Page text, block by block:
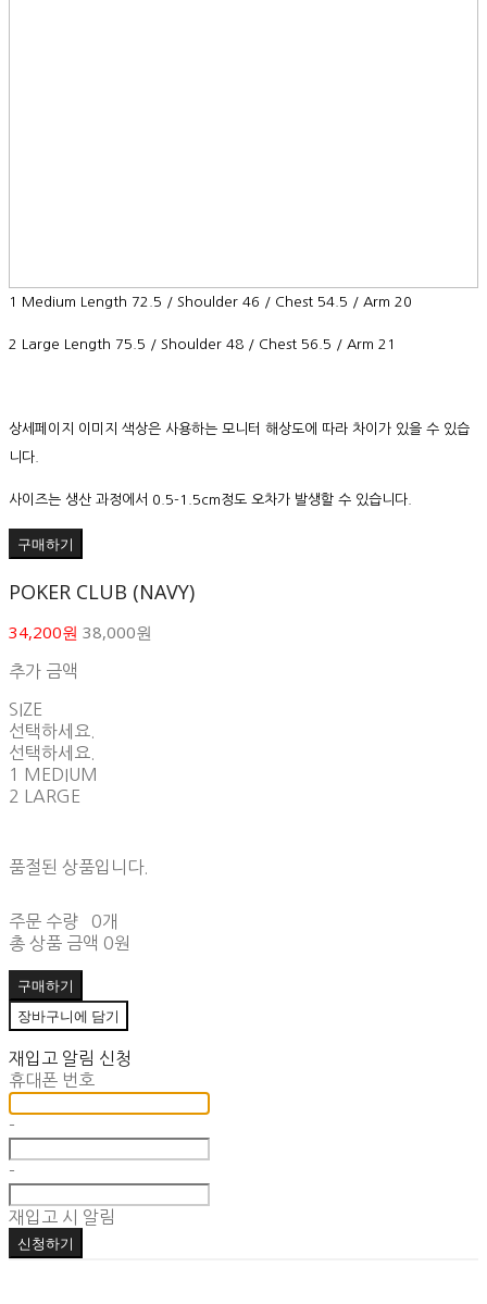
1 Medium Length 72.5 / Shoulder 46 / Chest 54.5 / Arm 20
2 Large Length 75.5 / Shoulder 48 / Chest 56.5 / Arm 21
상세페이지 이미지 색상은 사용하는 모니터 해상도에 따라 차이가 있을 수 있습
니다.
사이즈는 생산 과정에서 0.5-1.5cm정도 오차가 발생할 수 있습니다.
구매하기
POKER CLUB (NAVY)
34,200원 38,000원
추가 금액
SIZE
선택하세요.
선택하세요.
1 MEDIUM
2 LARGE
품절된 상품입니다.
주문 수량
0개
총 상품 금액 0원
구매하기
장바구니에 담기
재입고 알림 신청
휴대폰 번호
-
-
재입고 시 알림
신청하기